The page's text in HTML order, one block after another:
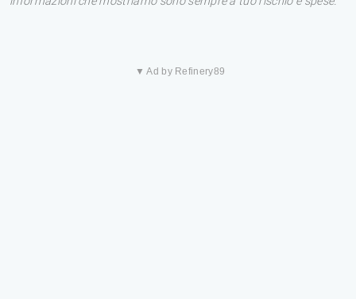
▼ Ad by Refinery89